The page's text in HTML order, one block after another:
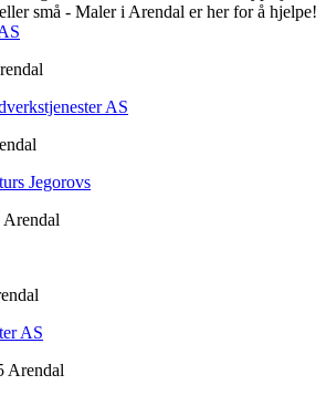
små - Maler i Arendal er her for å hjelpe!
AS
Jegorovs
AS
Arendal